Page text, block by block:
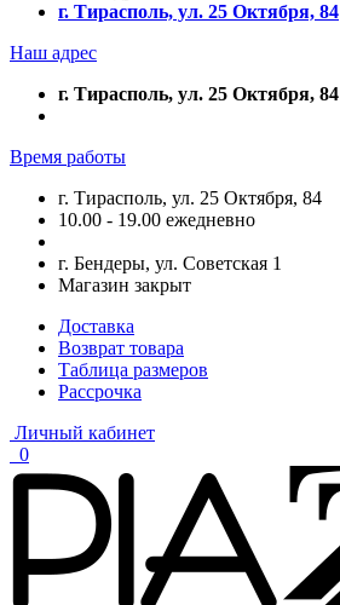
г. Тирасполь, ул. 25 Октября, 84
Наш адрес
г. Тирасполь, ул. 25 Октября, 84
Время работы
г. Тирасполь, ул. 25 Октября, 84
10.00 - 19.00 ежедневно
г. Бендеры, ул. Советская 1
Магазин закрыт
Доставка
Возврат товара
Таблица размеров
Рассрочка
Личный кабинет
0